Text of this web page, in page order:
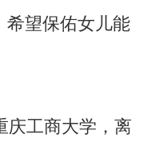
希望保佑女儿能
工商大学，离